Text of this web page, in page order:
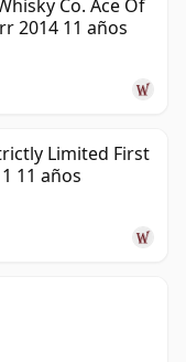
Co. Ace Of
2014 11 años
Limited First
11 años